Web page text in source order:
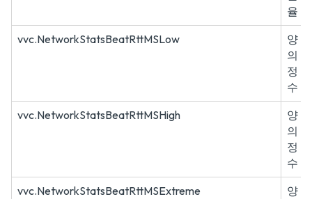
율
vvc.NetworkStatsBeatRttMSLow
양
의
정
수
vvc.NetworkStatsBeatRttMSHigh
양
의
정
수
vvc.NetworkStatsBeatRttMSExtreme
양